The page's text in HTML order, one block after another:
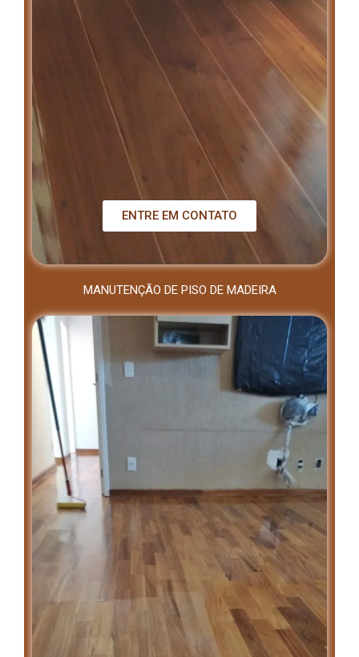
ENTRE EM CONTATO
MANUTENÇÃO DE PISO DE MADEIRA